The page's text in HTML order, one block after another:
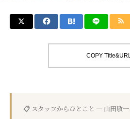
COPY
📋 スタッフからひとこと — 山田敬一